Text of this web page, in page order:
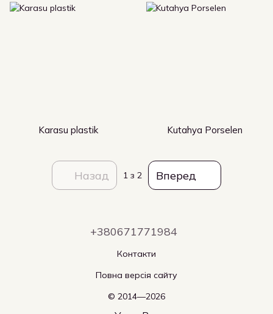
Karasu plastik Kutahya Porselen
Назад 1 з 2 Вперед
+380671771984
Контакти
Повна версія сайту
© 2014—2026